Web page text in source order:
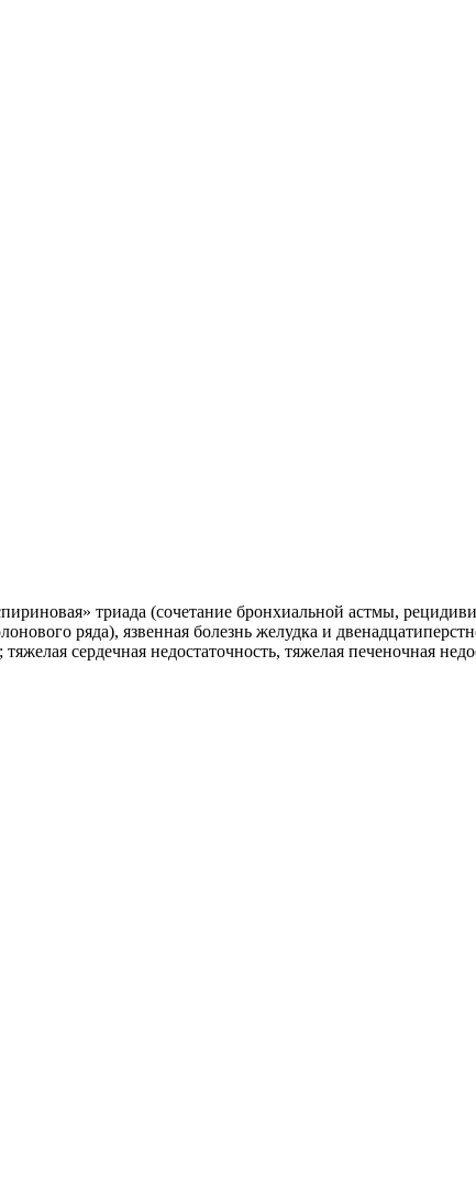
триада (сочетание бронхиальной астмы,
ряда), язвенная болезнь желудка и
сердечная недостаточность, тяжелая печеночная